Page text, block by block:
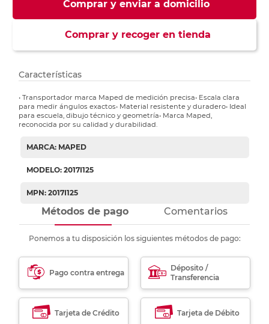
Comprar y enviar a domicilio
Comprar y recoger en tienda
Características
• Transportador marca Maped de medición precisa• Escala clara
para medir ángulos exactos• Material resistente y duradero• Ideal
para escuela, dibujo técnico y geometría• Marca Maped,
reconocida por su calidad y durabilidad.
MARCA: MAPED
MODELO: 2017I125
MPN: 2017I125
Métodos de pago Comentarios
Ponemos a tu disposición los siguientes métodos de pago:
Pago contra entrega
Déposito /
Transferencia
Tarjeta de Crédito Tarjeta de Débito